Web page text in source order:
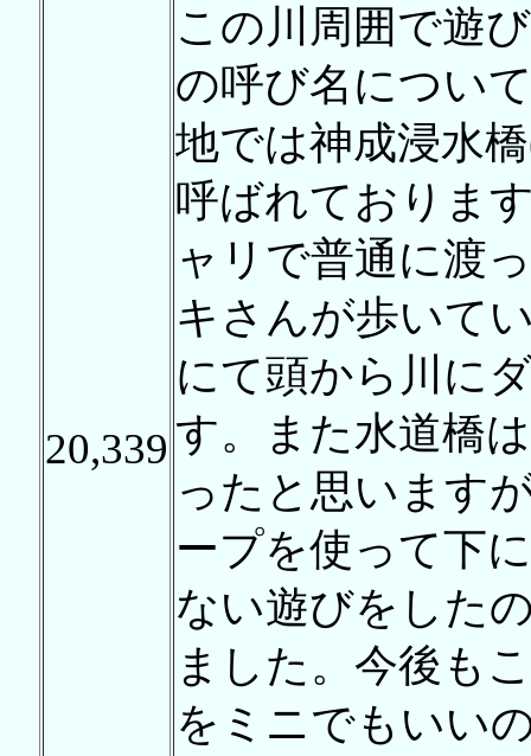
20,339
この川周囲で遊
の呼び名につい
地では神成浸水
呼ばれておりま
ャリで普通に渡
キさんが歩いて
にて頭から川に
す。また水道橋
ったと思います
ープを使って下
ない遊びをした
ました。今後も
をミニでもいい